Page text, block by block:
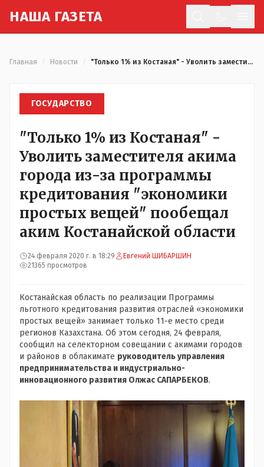
НАША ГАЗЕТА
Главная Новости "Только 1% из Костаная" - Уволить заместителя акима города из-за программы кредитования "экономики простых вещей" пообещал аким Костанайской области
ГОСУДАРСТВО
"Только 1% из Костаная" -
Уволить заместителя акима
города из-за программы
кредитования "экономики
простых вещей" пообещал
аким Костанайской области
24 февраля 2020 г. в 18:29
Евгений ШИБАРШИН
21365 просмотров
Костанайская область по реализации Программы
льготного кредитования развития отраслей «экономики
простых вещей» занимает только 11-е место среди
регионов Казахстана. Об этом сегодня, 24 февраля,
сообщил на селекторном совещании с акимами городов
и районов в облакимате руководитель управления
предпринимательства и индустриально-
инновационного развития Олжас САПАРБЕКОВ.